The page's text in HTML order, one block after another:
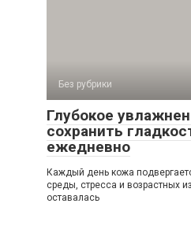
Без рубрики
Глубокое
сохранить
ежедневно
Каждый день кожа
среды, стресса и возрастных
оставалась